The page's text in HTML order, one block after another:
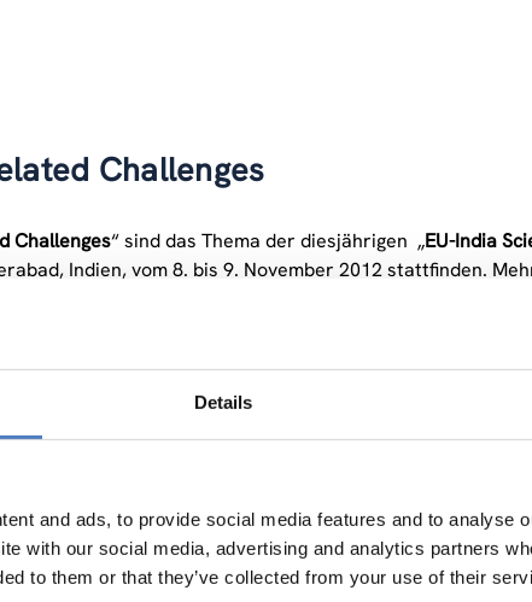
Details
and ads, to provide social media features and to analyse
with our social media, advertising and analytics partners
to them or that they’ve collected from your use of their
Challenges
Challenges“ sind das Thema der diesjährigen „EU-India
Indien, vom 8. bis 9. November 2012 stattfinden.
es, Ergebnisse bisheriger europäisch-indischer
zu präsentieren und künftige Möglichkeiten im
und politische Vorträge sowie explizite Matchmaking
sowie sich über Fördermöglichkeiten der EU Indiens
speziell auf privatwirtschaftliche stakeholder
Erfahrungen zum Thema Innovation in Indien
ist kostenlos, eine Registrierung erforderlich. Die